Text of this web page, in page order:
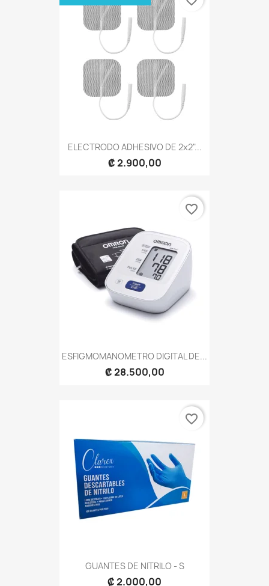
ELECTRODO ADHESIVO DE 2x2"...
₡ 2.900,00
ESFIGMOMANOMETRO DIGITAL DE...
₡ 28.500,00
favorite_border
GUANTES DE NITRILO - S
₡ 2.000,00
favorite_border